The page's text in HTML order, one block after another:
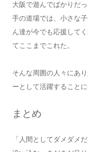
大阪で遊んでばかりだ
手の道場では、小さな
ん達が今でも応援して
てここまでこれた。
そんな周囲の人々にあ
ーとして活躍すること
まとめ
「人間としてダメダメ